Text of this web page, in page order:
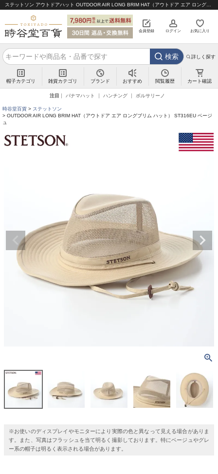
会員登録 ログイン お気に入り
検索 詳しく探す
帽子カテゴリ 雑貨カテゴリ ブランド おすすめ 閲覧履歴 カート確認
注目 パナマハット ハンチング ボルサリーノ
時谷堂百貨
ステットソン
OUTDOOR AIR LONG BRIM HAT（アウトドア エア ロングブリム ハット） ST316EU ベージ
ュ
※お使いのディスプレイやモニターにより実際の色と異なって見える場合がありま
す。また、写真はフラッシュを当て明るく撮影しております。特にベージュやグレ
ー系の帽子は明るく表示される場合があります。